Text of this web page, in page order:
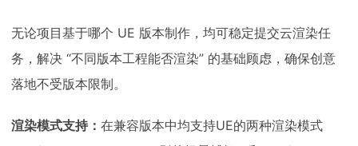
无论项目基于哪个 UE 版本制作，均可稳定提交云渲染任
务，解决 “不同版本工程能否渲染” 的基础顾虑，确保创意
落地不受版本限制。
渲染模式支持： 在兼容版本中均支持UE的两种渲染模式